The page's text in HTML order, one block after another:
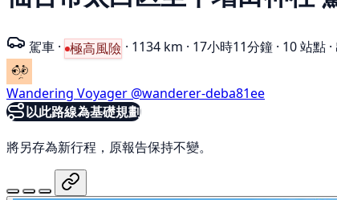
駕車 · 極高風險 · 1134 km · 17小時11分鐘 · 10 站點 ·
Wandering Voyager @wanderer-deba81ee
以此路線為基礎規劃
將另存為新行程，原報告保持不變。